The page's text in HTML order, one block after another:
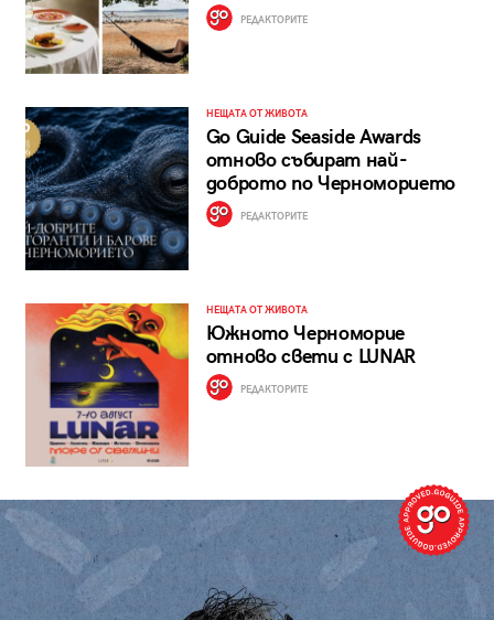
РЕДАКТОРИТЕ
НЕЩАТА ОТ ЖИВОТА
Go Guide Seaside Awards
отново събират най-
доброто по Черноморието
РЕДАКТОРИТЕ
НЕЩАТА ОТ ЖИВОТА
Южното Черноморие
отново свети с LUNAR
РЕДАКТОРИТЕ